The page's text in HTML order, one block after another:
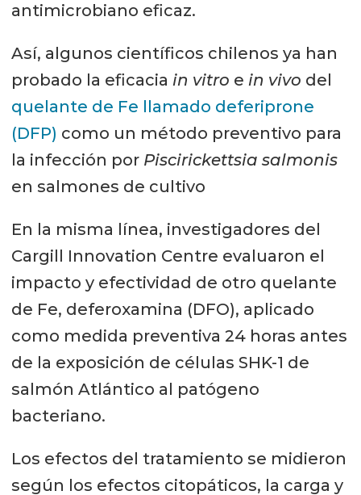
antimicrobiano eficaz.
Así, algunos científicos chilenos ya han
probado la eficacia in vitro e in vivo del
quelante de Fe llamado deferiprone
(DFP) como un método preventivo para
la infección por Piscirickettsia salmonis
en salmones de cultivo
En la misma línea, investigadores del
Cargill Innovation Centre evaluaron el
impacto y efectividad de otro quelante
de Fe, deferoxamina (DFO), aplicado
como medida preventiva 24 horas antes
de la exposición de células SHK-1 de
salmón Atlántico al patógeno
bacteriano.
Los efectos del tratamiento se midieron
según los efectos citopáticos, la carga y